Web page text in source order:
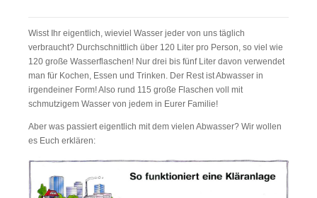
Wisst Ihr eigentlich, wieviel Wasser jeder von uns täglich
verbraucht? Durchschnittlich über 120 Liter pro Person, so viel wie
120 große Wasserflaschen! Nur drei bis fünf Liter davon verwendet
man für Kochen, Essen und Trinken. Der Rest ist Abwasser in
irgendeiner Form! Also rund 115 große Flaschen voll mit
schmutzigem Wasser von jedem in Eurer Familie!
Aber was passiert eigentlich mit dem vielen Abwasser? Wir wollen
es Euch erklären: